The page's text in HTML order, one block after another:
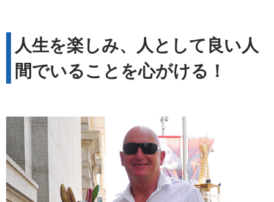
人生を楽しみ、人として良い人
間でいることを心がける！